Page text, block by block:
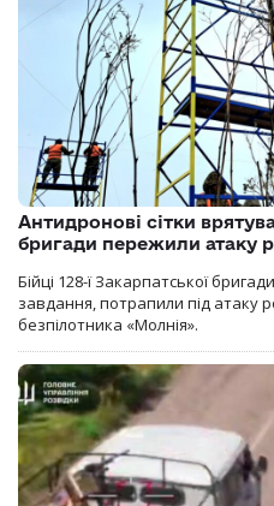
Антидронові сітки
бригади пережили атаку
Бійці 128-ї Закарпатської
завдання, потрапили під атаку
безпілотника «Молнія».